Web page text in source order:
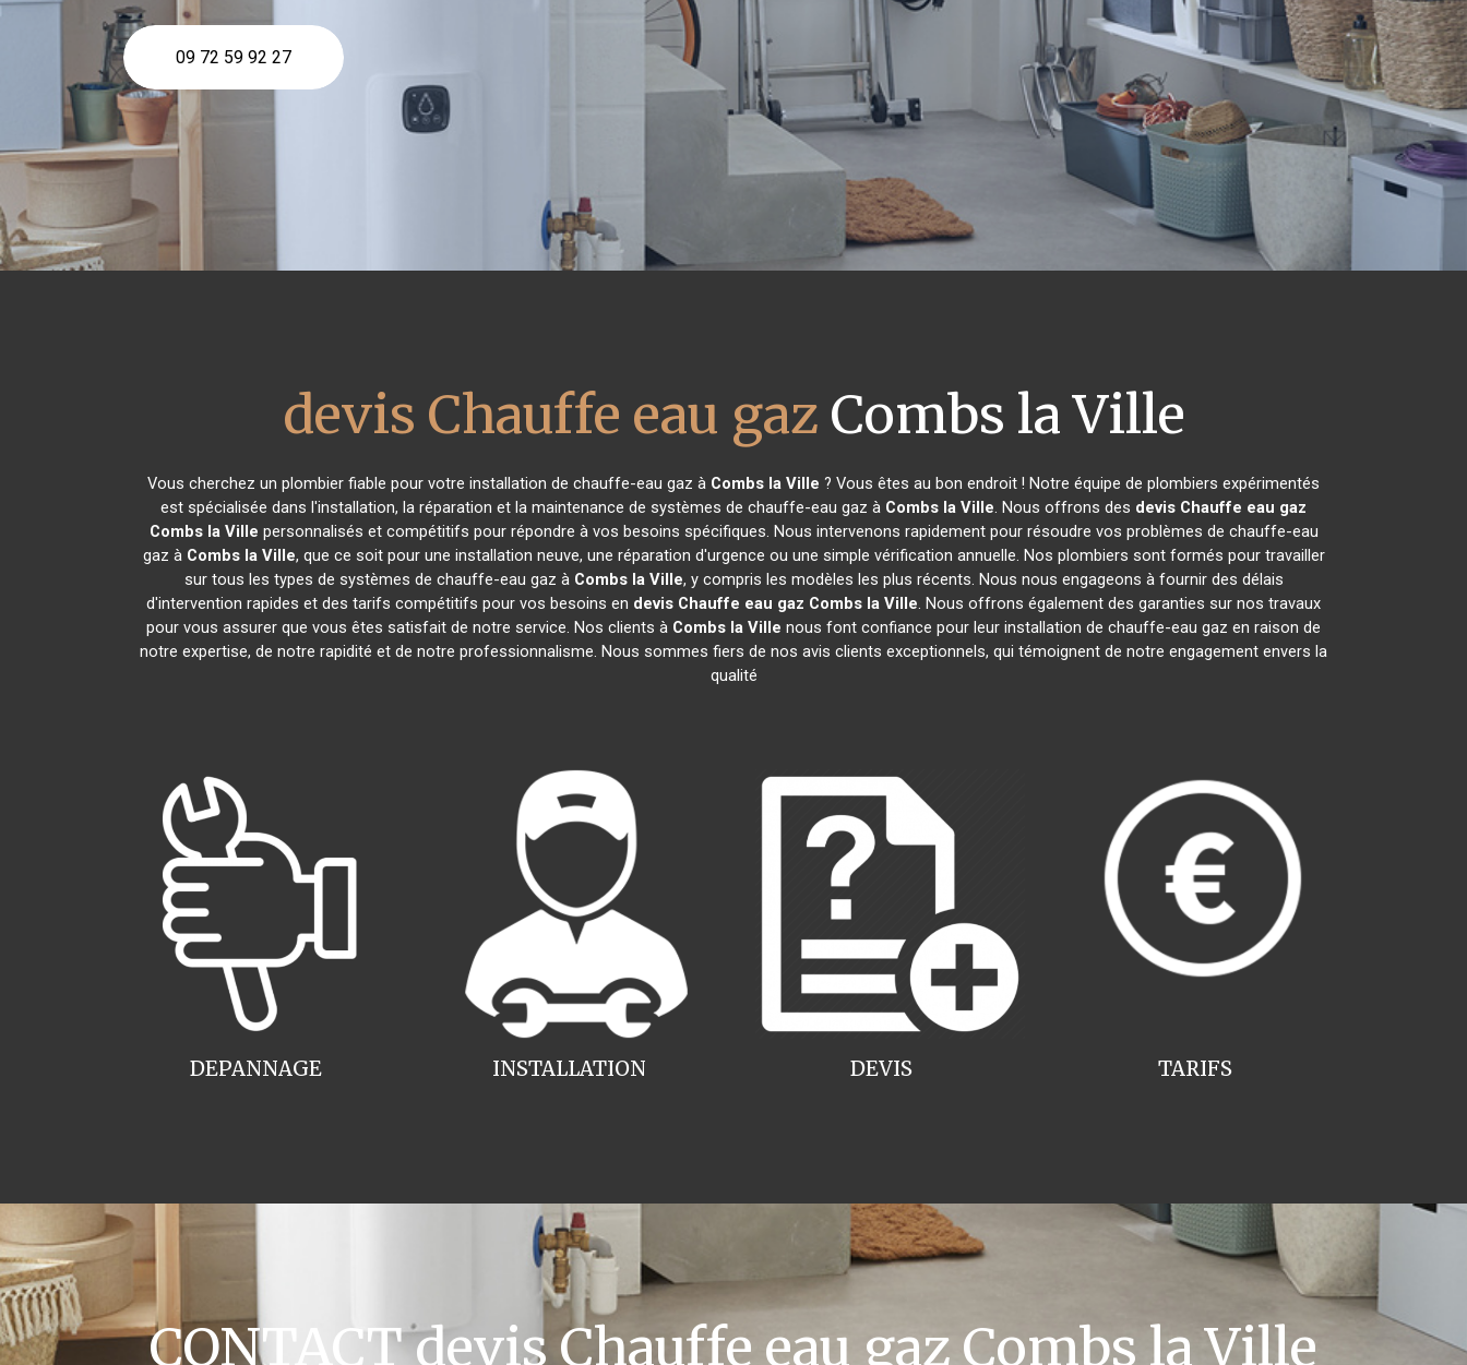
09 72 59 92 27
devis Chauffe eau gaz Combs la Ville
Vous cherchez un plombier fiable pour votre installation de chauffe-eau gaz à Combs la Ville ? Vous êtes au bon endroit ! Notre équipe de plombiers expérimentés
est spécialisée dans l'installation, la réparation et la maintenance de systèmes de chauffe-eau gaz à Combs la Ville. Nous offrons des devis Chauffe eau gaz
Combs la Ville personnalisés et compétitifs pour répondre à vos besoins spécifiques. Nous intervenons rapidement pour résoudre vos problèmes de chauffe-eau
gaz à Combs la Ville, que ce soit pour une installation neuve, une réparation d'urgence ou une simple vérification annuelle. Nos plombiers sont formés pour travailler
sur tous les types de systèmes de chauffe-eau gaz à Combs la Ville, y compris les modèles les plus récents. Nous nous engageons à fournir des délais
d'intervention rapides et des tarifs compétitifs pour vos besoins en devis Chauffe eau gaz Combs la Ville. Nous offrons également des garanties sur nos travaux
pour vous assurer que vous êtes satisfait de notre service. Nos clients à Combs la Ville nous font confiance pour leur installation de chauffe-eau gaz en raison de
notre expertise, de notre rapidité et de notre professionnalisme. Nous sommes fiers de nos avis clients exceptionnels, qui témoignent de notre engagement envers la
qualité
INSTALLATION
DEPANNAGE TARIFS
DEVIS
CONTACT devis Chauffe eau gaz Combs la Ville